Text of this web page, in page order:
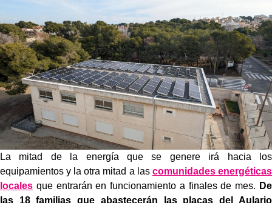
La mitad de la energía que se genere irá hacia los
equipamientos y la otra mitad a las comunidades energéticas
locales que entrarán en funcionamiento a finales de mes. De
las 18 familias que abastecerán las placas del Aulario